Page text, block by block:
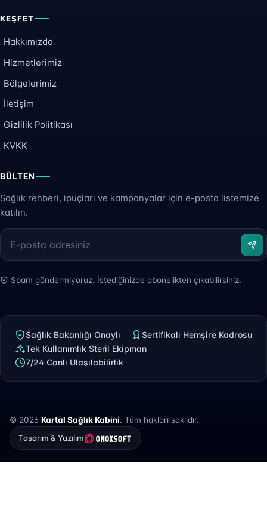
KEŞFET
Hakkımızda
Hizmetlerimiz
Bölgelerimiz
İletişim
Gizlilik Politikası
KVKK
BÜLTEN
Sağlık rehberi, ipuçları ve kampanyalar için e-posta listemize
katılın.
Spam göndermiyoruz. İstediğinizde abonelikten çıkabilirsiniz.
Sağlık Bakanlığı Onaylı
Sertifikalı Hemşire Kadrosu
Tek Kullanımlık Steril Ekipman
7/24 Canlı Ulaşılabilirlik
© 2026 Kartal Sağlık Kabini. Tüm hakları saklıdır.
Tasarım & Yazılım